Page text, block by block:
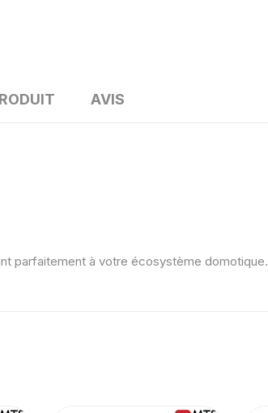
AVIS
parfaitement à votre écosystème domotique.